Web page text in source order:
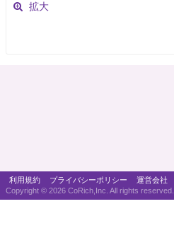
拡大
利用規約 プライバシーポリシー 運営会社
Copyright © 2026 CoRich,Inc. All rights reserved.